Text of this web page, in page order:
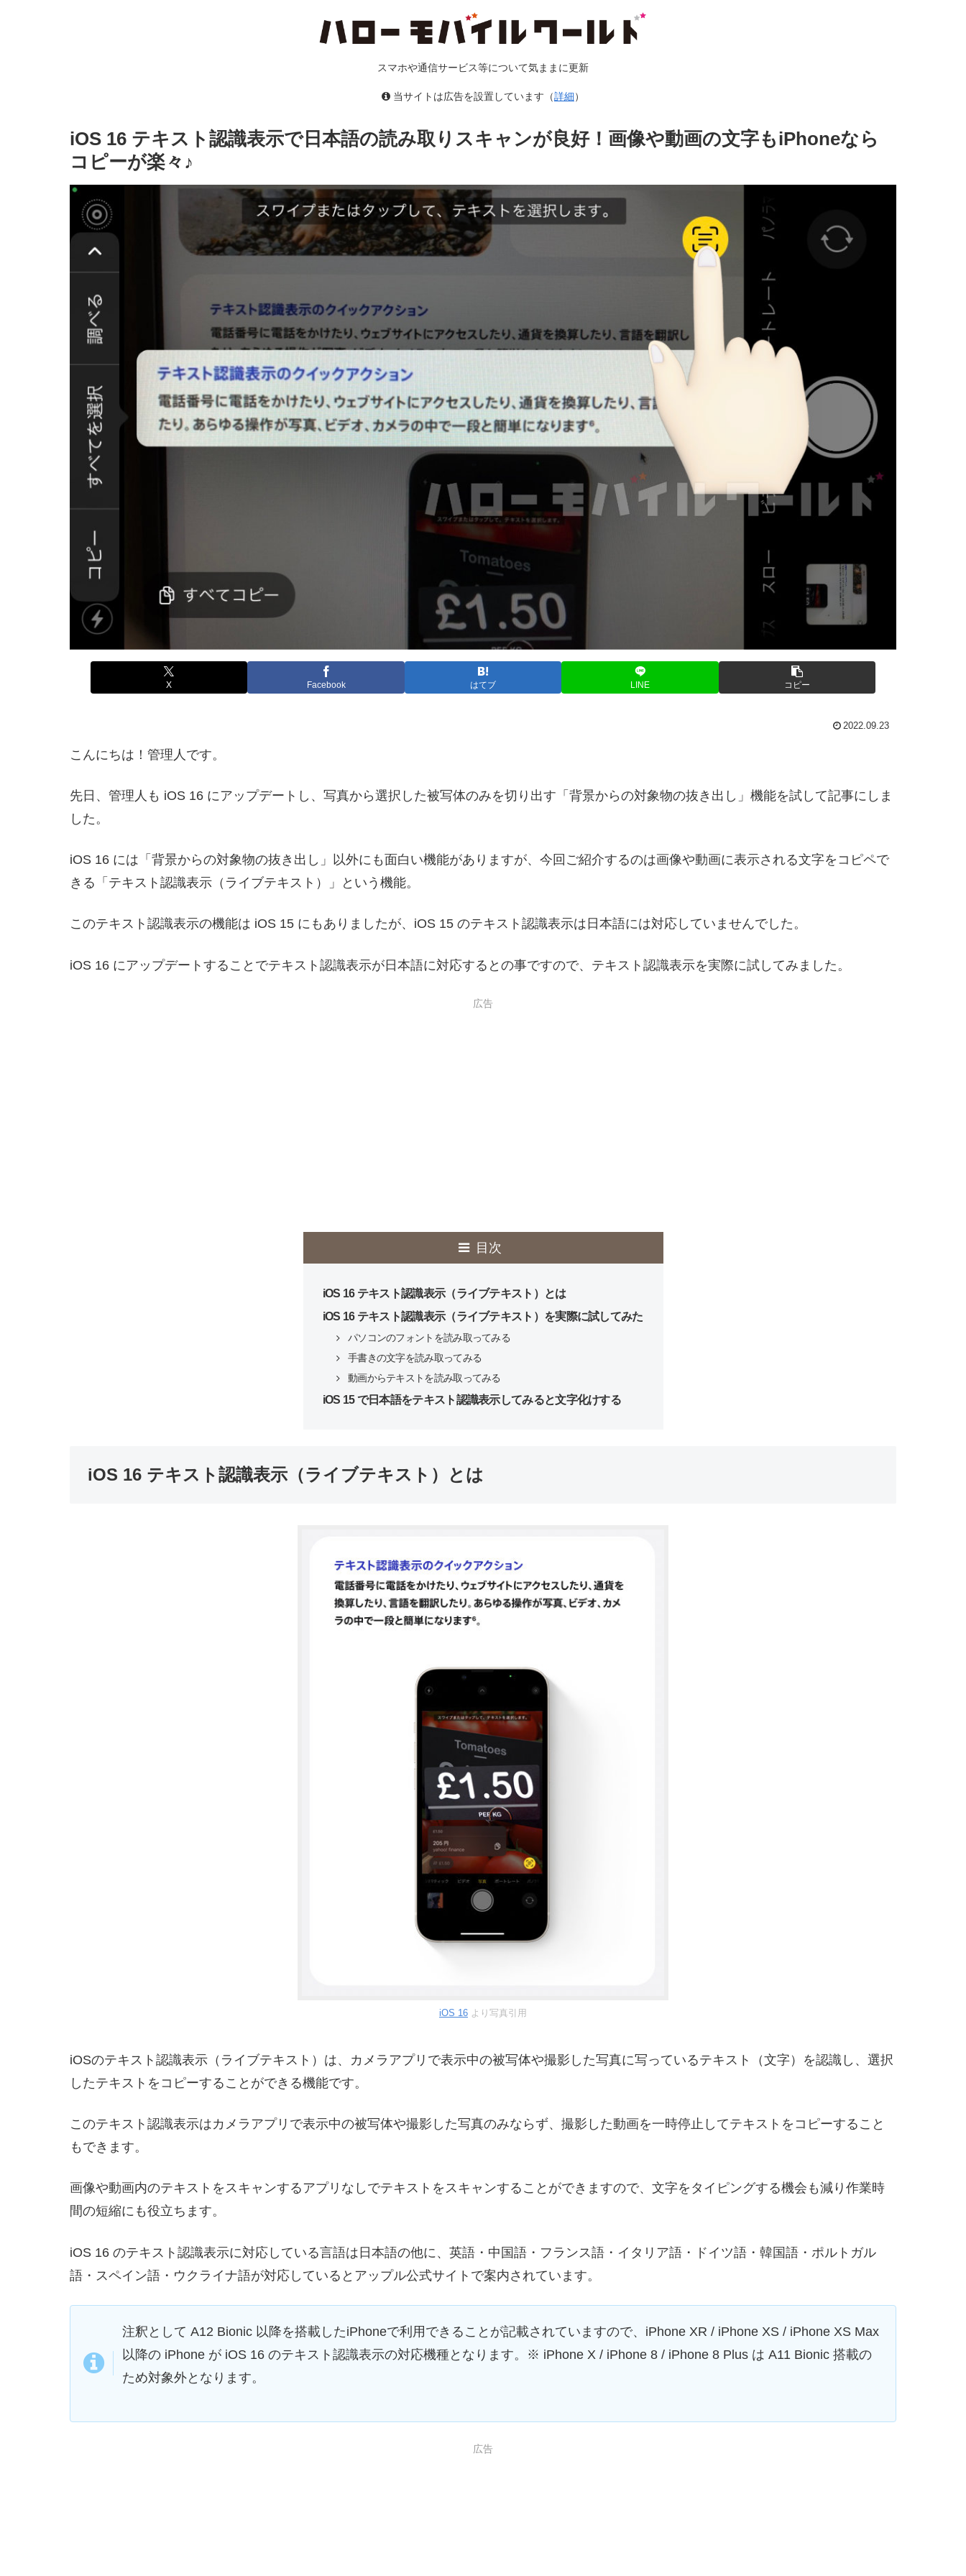
スマホや通信サービス等について気ままに更新
当サイトは広告を設置しています（詳細）
iOS 16 テキスト認識表示で日本語の読み取りスキャンが良好！画像や動画の文字もiPhoneなら
コピーが楽々♪
X Facebook はてブ LINE コピー
2022.09.23
こんにちは！管理人です。
先日、管理人も iOS 16 にアップデートし、写真から選択した被写体のみを切り出す「背景からの対象物の抜き出し」機能を試して記事にしま
した。
iOS 16 には「背景からの対象物の抜き出し」以外にも面白い機能がありますが、今回ご紹介するのは画像や動画に表示される文字をコピペで
きる「テキスト認識表示（ライブテキスト）」という機能。
このテキスト認識表示の機能は iOS 15 にもありましたが、iOS 15 のテキスト認識表示は日本語には対応していませんでした。
iOS 16 にアップデートすることでテキスト認識表示が日本語に対応するとの事ですので、テキスト認識表示を実際に試してみました。
広告
目次
iOS 16 テキスト認識表示（ライブテキスト）とは
iOS 16 テキスト認識表示（ライブテキスト）を実際に試してみた
パソコンのフォントを読み取ってみる
手書きの文字を読み取ってみる
動画からテキストを読み取ってみる
iOS 15 で日本語をテキスト認識表示してみると文字化けする
iOS 16 テキスト認識表示（ライブテキスト）とは
iOS 16 より写真引用
iOSのテキスト認識表示（ライブテキスト）は、カメラアプリで表示中の被写体や撮影した写真に写っているテキスト（文字）を認識し、選択
したテキストをコピーすることができる機能です。
このテキスト認識表示はカメラアプリで表示中の被写体や撮影した写真のみならず、撮影した動画を一時停止してテキストをコピーすること
もできます。
画像や動画内のテキストをスキャンするアプリなしでテキストをスキャンすることができますので、文字をタイピングする機会も減り作業時
間の短縮にも役立ちます。
iOS 16 のテキスト認識表示に対応している言語は日本語の他に、英語・中国語・フランス語・イタリア語・ドイツ語・韓国語・ポルトガル
語・スペイン語・ウクライナ語が対応しているとアップル公式サイトで案内されています。
注釈として A12 Bionic 以降を搭載したiPhoneで利用できることが記載されていますので、iPhone XR / iPhone XS / iPhone XS Max
以降の iPhone が iOS 16 のテキスト認識表示の対応機種となります。※ iPhone X / iPhone 8 / iPhone 8 Plus は A11 Bionic 搭載の
ため対象外となります。
広告